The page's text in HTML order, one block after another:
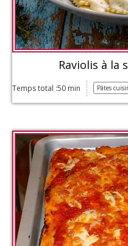
Raviolis à la
Temps total :50 min Pâtes